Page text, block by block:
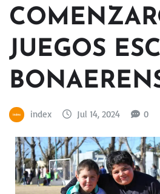
JUEGOS
index Jul 14, 2024 0